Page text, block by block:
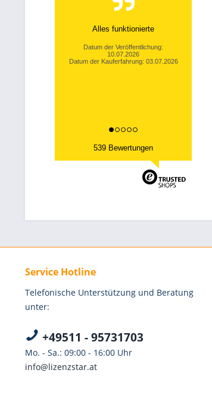
Alles funktionierte
Datum der Veröffentlichung:
10.07.2026
Datum der Kauferfahrung: 03.07.2026
539 Bewertungen
Service Hotline
Telefonische Unterstützung und Beratung
unter:
+49511 - 95731703
Mo. - Sa.: 09:00 - 16:00 Uhr
info@lizenzstar.at